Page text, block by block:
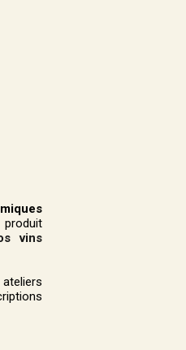
vins